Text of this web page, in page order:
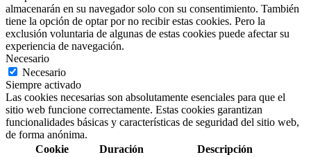
almacenarán en su navegador solo con su consentimiento. También
tiene la opción de optar por no recibir estas cookies. Pero la
exclusión voluntaria de algunas de estas cookies puede afectar su
experiencia de navegación.
Necesario
Necesario
Siempre activado
Las cookies necesarias son absolutamente esenciales para que el
sitio web funcione correctamente. Estas cookies garantizan
funcionalidades básicas y características de seguridad del sitio web,
de forma anónima.
Cookie
Duración Descripción